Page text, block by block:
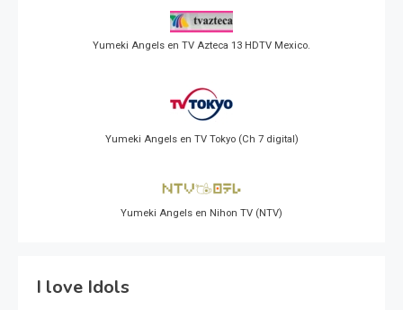
Yumeki Angels en TV Azteca 13 HDTV Mexico.
Yumeki Angels en TV Tokyo (Ch 7 digital)
Yumeki Angels en Nihon TV (NTV)
I love Idols